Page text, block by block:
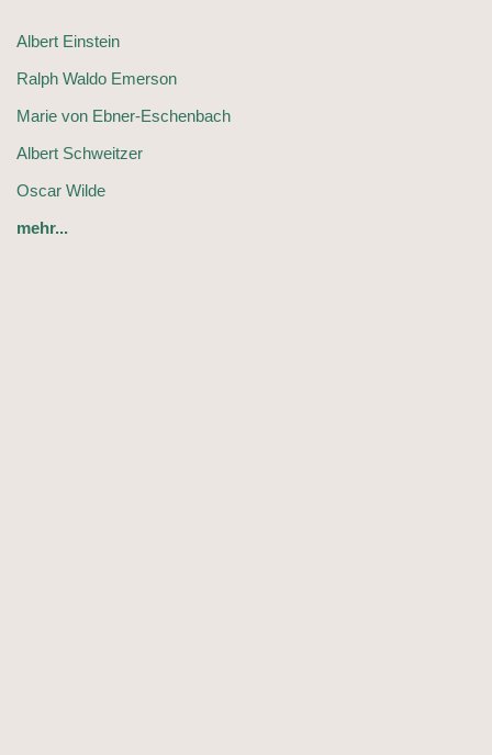
Albert Einstein
Ralph Waldo Emerson
Marie von Ebner-Eschenbach
Albert Schweitzer
Oscar Wilde
mehr...